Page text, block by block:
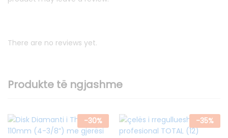
There are no reviews yet.
Produkte të ngjashme
-30% -35%